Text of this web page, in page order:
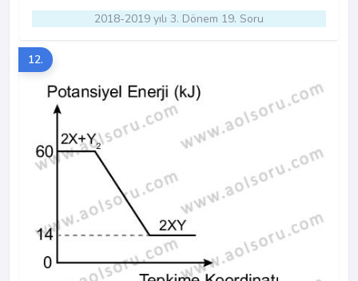
2018-2019 yılı 3. Dönem 19. Soru
12.